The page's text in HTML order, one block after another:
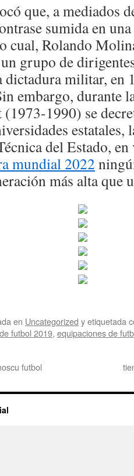
que, a mediados
sumida en
cual, Rolando
grupo de
dictadura militar, en
embargo, durante
1990) se
del Estado,
mundial 2022
más alta que
en Uncategorized y etiquetada
futbol 2019, equipaciones de
futbol